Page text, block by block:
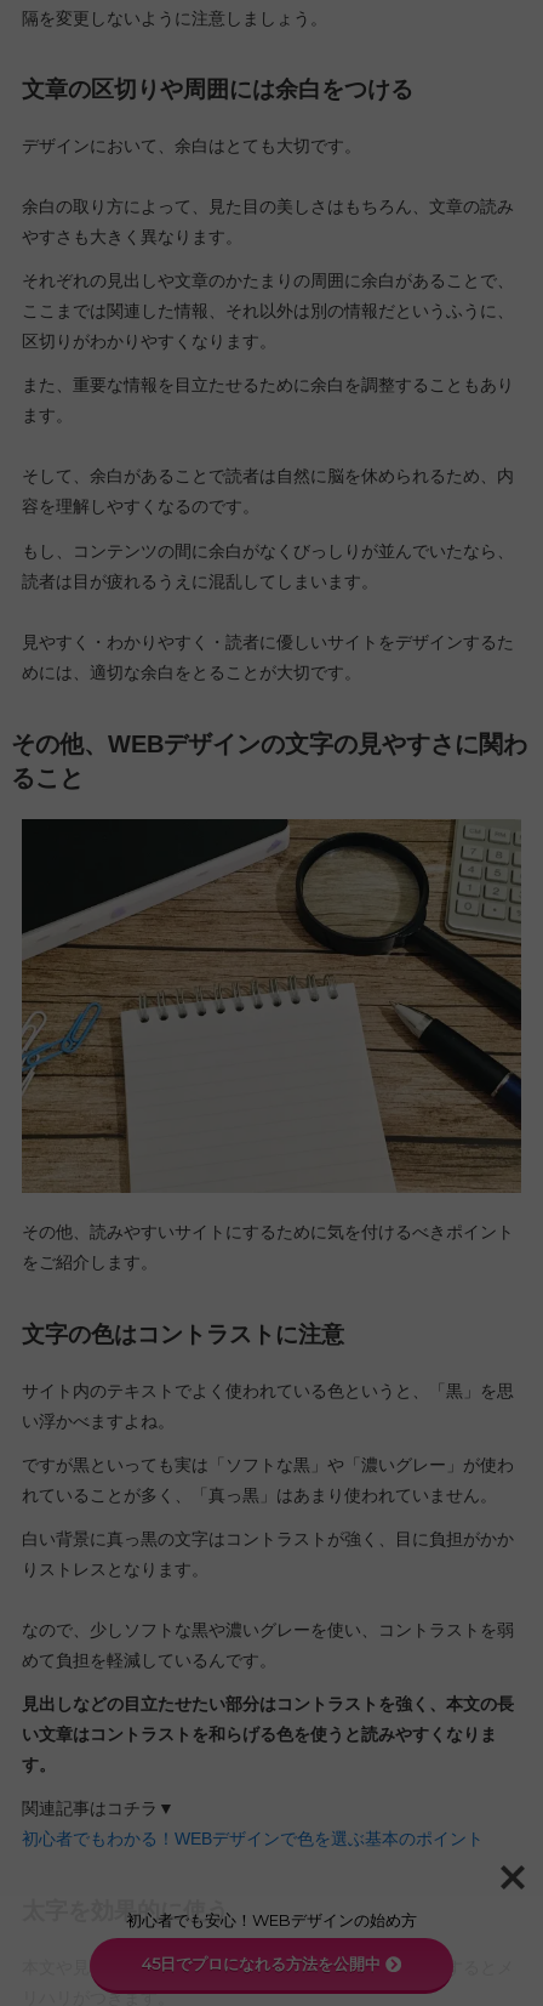
隔を変更しないように注意しましょう。
文章の区切りや周囲には余白をつける
デザインにおいて、余白はとても大切です。
余白の取り方によって、見た目の美しさはもちろん、文章の読み
やすさも大きく異なります。
それぞれの見出しや文章のかたまりの周囲に余白があることで、
ここまでは関連した情報、それ以外は別の情報だというふうに、
区切りがわかりやすくなります。
また、重要な情報を目立たせるために余白を調整することもあり
ます。
そして、余白があることで読者は自然に脳を休められるため、内
容を理解しやすくなるのです。
もし、コンテンツの間に余白がなくびっしりが並んでいたなら、
読者は目が疲れるうえに混乱してしまいます。
見やすく・わかりやすく・読者に優しいサイトをデザインするた
めには、適切な余白をとることが大切です。
その他、WEBデザインの文字の見やすさに関わ
ること
その他、読みやすいサイトにするために気を付けるべきポイント
をご紹介します。
文字の色はコントラストに注意
サイト内のテキストでよく使われている色というと、「黒」を思
い浮かべますよね。
ですが黒といっても実は「ソフトな黒」や「濃いグレー」が使わ
れていることが多く、「真っ黒」はあまり使われていません。
白い背景に真っ黒の文字はコントラストが強く、目に負担がかか
りストレスとなります。
なので、少しソフトな黒や濃いグレーを使い、コントラストを弱
めて負担を軽減しているんです。
見出しなどの目立たせたい部分はコントラストを強く、本文の長
い文章はコントラストを和らげる色を使うと読みやすくなりま
す。
関連記事はコチラ▼
初心者でもわかる！WEBデザインで色を選ぶ基本のポイント
太字を効果的に使う
本文や見出しの中で強調したいものがある場合、太字にするとメ
リハリがつきます。
初心者でも安心！WEBデザインの始め方
45日でプロになれる方法を公開中